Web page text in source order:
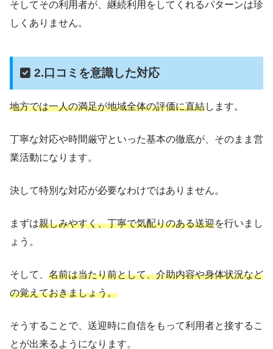
そしてその利用者が、継続利用をしてくれるパターンは珍
しくありません。
2.口コミを意識した対応
地方では一人の満足が地域全体の評価に直結します。
丁寧な対応や時間厳守といった基本の徹底が、そのまま営
業活動になります。
決して特別な対応が必要なわけではありません。
まずは親しみやすく、丁寧で気配りのある送迎を行いまし
ょう。
そして、 名前は当たり前として、介助内容や身体状況など
の覚えておきましょう。
そうすることで、送迎時に自信をもって利用者と接するこ
とが出来るようになります。